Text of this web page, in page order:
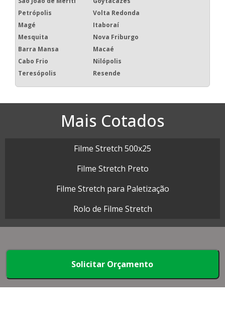
Solicitar Orçamento
Petrópolis
Volta Redonda
Magé
Itaboraí
Mesquita
Nova Friburgo
Barra Mansa
Macaé
Cabo Frio
Nilópolis
Teresópolis
Resende
Mais Cotados
Filme Stretch 500x25
Filme Stretch Preto
Filme Stretch para Paletização
Rolo de Filme Stretch